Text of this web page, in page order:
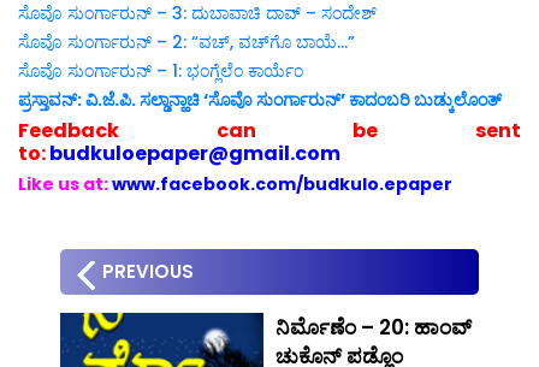
ಸೊವೊ ಸುಂರ್ಗಾರುನ್ – 3: ದುಬಾವಾಚಿ ದಾವ್ – ಸಂದೇಶ್
ಸೊವೊ ಸುಂರ್ಗಾರುನ್ – 2: “ವಚ್, ವಚ್‍ಗೊ ಬಾಯೆ…”
ಸೊವೊ ಸುಂರ್ಗಾರುನ್ – 1: ಭಂಗ್ಲೆಲೆಂ ಕಾರ್ಯೆಂ
ಪ್ರಸ್ತಾವನ್: ವಿ.ಜೆ.ಪಿ. ಸಲ್ಡಾನ್ಹಾಚಿ ‘ಸೊವೊ ಸುಂರ್ಗಾರುನ್’ ಕಾದಂಬರಿ ಬುಡ್ಕುಲೊಂತ್
Feedback can be sent
to:budkuloepaper@gmail.com
Like us at:www.facebook.com/budkulo.epaper
PREVIOUS
ನಿರ್ಮೊಣೆಂ – 20: ಹಾಂವ್
ಚುಕೊನ್ ಪಡ್ಲೊಂ